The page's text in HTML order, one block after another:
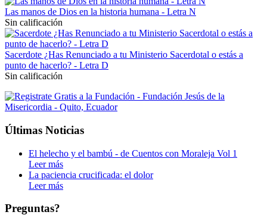
Las manos de Dios en la historia humana - Letra N
Sin calificación
Sacerdote ¿Has Renunciado a tu Ministerio Sacerdotal o estás a
punto de hacerlo? - Letra D
Sin calificación
Últimas Noticias
El helecho y el bambú - de Cuentos con Moraleja Vol 1
Leer más
La paciencia crucificada: el dolor
Leer más
Preguntas?